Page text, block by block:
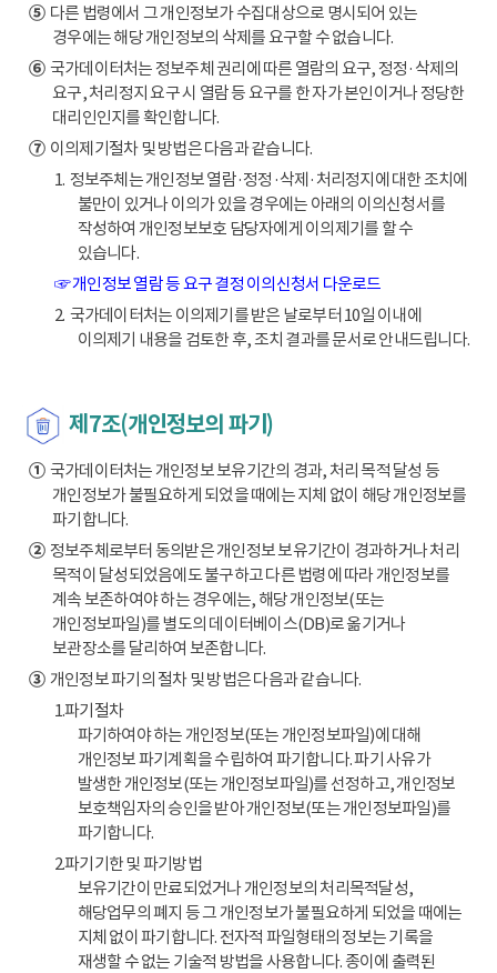
⑤다른 법령에서 그 개인정보가 수집대상으로 명시되어 있는
경우에는 해당 개인정보의 삭제를 요구할 수 없습니다.
⑥국가데이터처는 정보주체 권리에 따른 열람의 요구, 정정·삭제의
요구, 처리정지 요구 시 열람 등 요구를 한 자가 본인이거나 정당한
대리인인지를 확인합니다.
⑦이의제기절차 및 방법은 다음과 같습니다.
1. 정보주체는 개인정보 열람·정정·삭제·처리정지에 대한 조치에
불만이 있거나 이의가 있을 경우에는 아래의 이의신청서를
작성하여 개인정보보호 담당자에게 이의제기를 할 수
있습니다.
☞ 개인정보 열람 등 요구 결정 이의신청서 다운로드
2. 국가데이터처는 이의제기를 받은 날로부터 10일 이내에
이의제기 내용을 검토한 후, 조치 결과를 문서로 안내드립니다.
제7조(개인정보의 파기)
①국가데이터처는 개인정보 보유기간의 경과, 처리 목적 달성 등
개인정보가 불필요하게 되었을 때에는 지체 없이 해당 개인정보를
파기합니다.
②정보주체로부터 동의받은 개인정보 보유기간이 경과하거나 처리
목적이 달성되었음에도 불구하고 다른 법령에 따라 개인정보를
계속 보존하여야 하는 경우에는, 해당 개인정보(또는
개인정보파일)를 별도의 데이터베이스(DB)로 옮기거나
보관장소를 달리하여 보존합니다.
③개인정보 파기의 절차 및 방법은 다음과 같습니다.
1.파기절차
파기하여야 하는 개인정보(또는 개인정보파일)에 대해
개인정보 파기계획을 수립하여 파기합니다. 파기 사유가
발생한 개인정보(또는 개인정보파일)를 선정하고, 개인정보
보호책임자의 승인을 받아 개인정보(또는 개인정보파일)를
파기합니다.
2.파기기한 및 파기방법
보유기간이 만료되었거나 개인정보의 처리목적달성,
해당업무의 폐지 등 그 개인정보가 불필요하게 되었을 때에는
지체 없이 파기합니다. 전자적 파일형태의 정보는 기록을
재생할 수 없는 기술적 방법을 사용합니다. 종이에 출력된